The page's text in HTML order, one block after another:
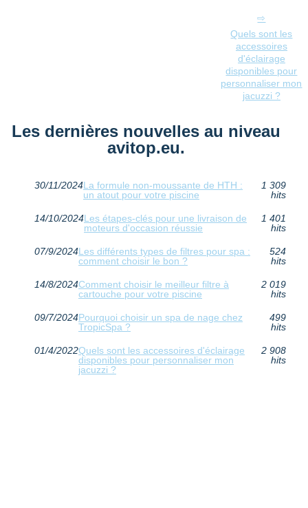
Quels sont les
accessoires
d'éclairage
disponibles pour
personnaliser mon
jacuzzi ?
Les dernières nouvelles au niveau
avitop.eu.
30/11/2024La formule non-moussante de HTH :
un atout pour votre piscine
1 309
hits
14/10/2024Les étapes-clés pour une livraison de
moteurs d'occasion réussie
1 401
hits
07/9/2024Les différents types de filtres pour spa :
comment choisir le bon ?
524
hits
14/8/2024Comment choisir le meilleur filtre à
cartouche pour votre piscine
2 019
hits
09/7/2024Pourquoi choisir un spa de nage chez
TropicSpa ?
499
hits
01/4/2022Quels sont les accessoires d'éclairage
disponibles pour personnaliser mon
jacuzzi ?
2 908
hits